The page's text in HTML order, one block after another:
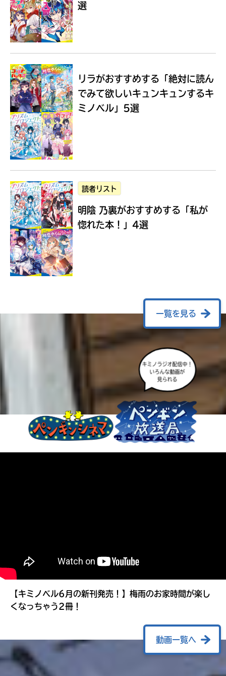
Loading...
選
リラがおすすめする 「絶対に読ん
でみて欲しいキュンキュンするキ
ミノベル」5選
読者リスト
明陰 乃裏がおすすめする 「私が
惚れた本！」4選
一覧を見る
キミノラジオ配信中！
いろんな動画が
見られる
【キミノベル6月の新刊発売！】梅雨のお家時間が楽し
くなっちゃう2冊！
動画一覧へ
に
エ
も
度
み
て
ね
る